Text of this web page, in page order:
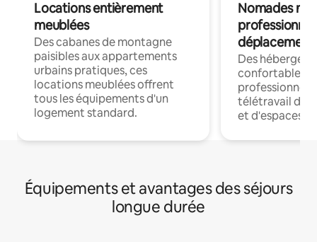
Locations entièrement
meublées
Des cabanes de montagne
paisibles aux appartements
urbains pratiques, ces
locations meublées offrent
tous les équipements d'un
logement standard.
Nomades
déplacement
Des
confortables
professionnels
télétravail
et d'espaces
Équipements et avantages des séjours
longue durée